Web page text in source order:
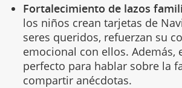
Fortalecimiento de lazos
los niños crean tarjetas de
seres queridos, refuerzan su
emocional con ellos. Además,
perfecto para hablar sobre la
compartir anécdotas.